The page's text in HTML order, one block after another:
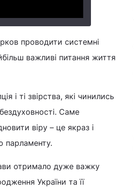
проводити системні
важливі питання життя
і ті звірства, які чинились
Саме
віру – це якраз і
парламенту.
отримало дуже важку
України та її